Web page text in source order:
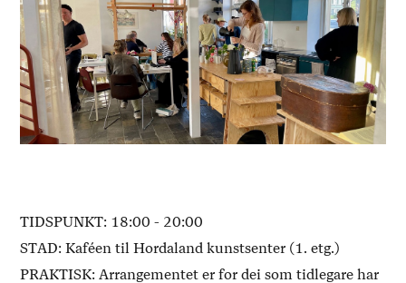
TIDSPUNKT: 18:00 - 20:00
STAD: Kaféen til Hordaland kunstsenter (1. etg.)
PRAKTISK: Arrangementet er for dei som tidlegare har